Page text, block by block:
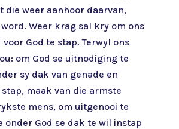
die weer aanhoor daarvan,
Weer krag sal kry om ons
God te stap. Terwyl ons
om God se uitnodiging te
sy dak van genade en
maak van die armste
mens, om uitgenooi te
onder God se dak te wil instap